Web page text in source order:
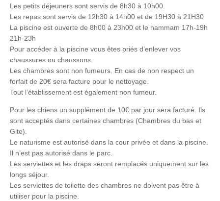
Les petits déjeuners sont servis de 8h30 à 10h00.
Les repas sont servis de 12h30 à 14h00 et de 19H30 à 21H30
La piscine est ouverte de 8h00 à 23h00 et le hammam 17h-19h
21h-23h
Pour accéder à la piscine vous êtes priés d’enlever vos
chaussures ou chaussons.
Les chambres sont non fumeurs. En cas de non respect un
forfait de 20€ sera facture pour le nettoyage.
Tout l’établissement est également non fumeur.
Pour les chiens un supplément de 10€ par jour sera facturé. Ils
sont acceptés dans certaines chambres (Chambres du bas et
Gite).
Le naturisme est autorisé dans la cour privée et dans la piscine.
Il n’est pas autorisé dans le parc.
Les serviettes et les draps seront remplacés uniquement sur les
longs séjour.
Les serviettes de toilette des chambres ne doivent pas être à
utiliser pour la piscine.